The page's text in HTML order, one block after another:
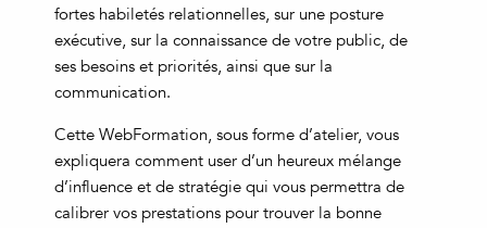
fortes habiletés relationnelles, sur une posture
exécutive, sur la connaissance de votre public, de
ses besoins et priorités, ainsi que sur la
communication.
Cette WebFormation, sous forme d’atelier, vous
expliquera comment user d’un heureux mélange
d’influence et de stratégie qui vous permettra de
calibrer vos prestations pour trouver la bonne